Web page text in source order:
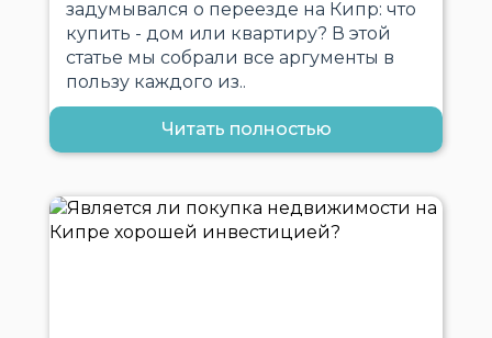
задумывался о переезде на Кипр: что
купить - дом или квартиру? В этой
статье мы собрали все аргументы в
пользу каждого из..
Читать полностью